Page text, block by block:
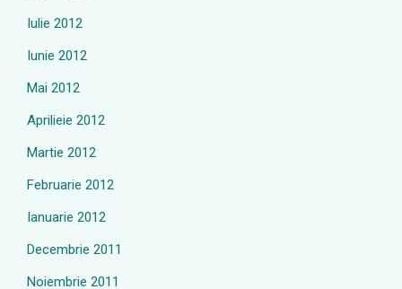
Iulie 2012
Iunie 2012
Mai 2012
Aprilieie 2012
Martie 2012
Februarie 2012
Ianuarie 2012
Decembrie 2011
Noiembrie 2011